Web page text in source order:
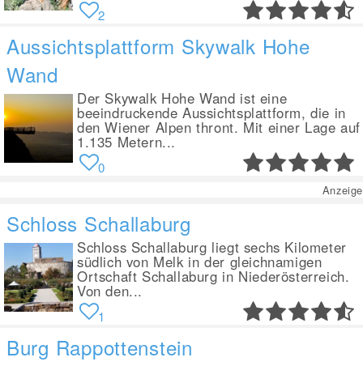
2
Aussichtsplattform Skywalk Hohe
Wand
Der Skywalk Hohe Wand ist eine
beeindruckende Aussichtsplattform, die in
den Wiener Alpen thront. Mit einer Lage auf
1.135 Metern...
0
Anzeige
Schloss Schallaburg
Schloss Schallaburg liegt sechs Kilometer
südlich von Melk in der gleichnamigen
Ortschaft Schallaburg in Niederösterreich.
Von den...
1
Burg Rappottenstein